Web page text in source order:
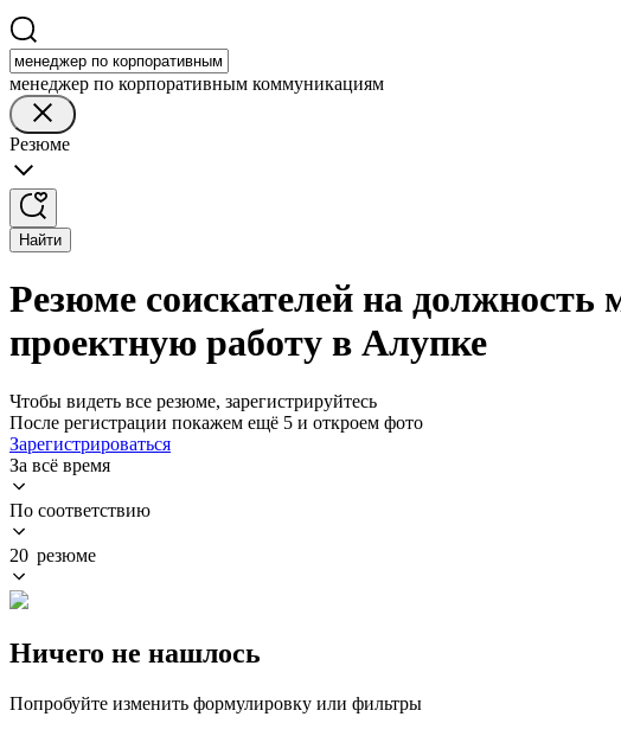
менеджер по корпоративным коммуникациям
Резюме
Найти
Резюме соискателей на
проектную работу в Алупке
Чтобы видеть все резюме, зарегистрируйтесь
После регистрации покажем ещё 5 и откроем фото
Зарегистрироваться
За всё время
По соответствию
20 резюме
Ничего не нашлось
Попробуйте изменить формулировку или фильтры